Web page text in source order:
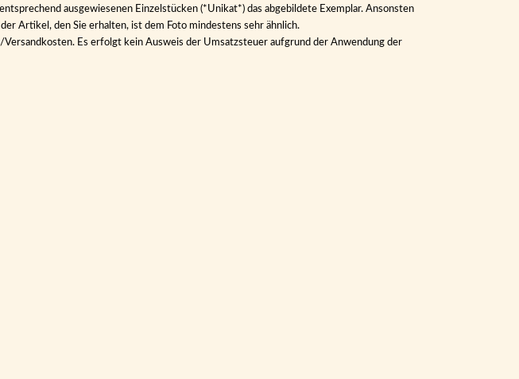
ausgewiesenen Einzelstücken (*Unikat*) das abgebildete Exemplar. Ansonsten
Artikel, den Sie erhalten, ist dem Foto mindestens sehr ähnlich.
Es erfolgt kein Ausweis der Umsatzsteuer aufgrund der Anwendung der